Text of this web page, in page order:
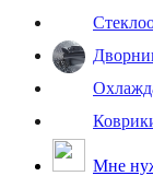
Мне